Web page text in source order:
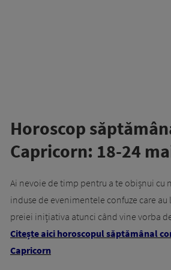
Horoscop
Capricorn: 18-24
Ai nevoie de timp pentru a te obișnui cu
induse de evenimentele confuze care au
preiei inițiativa atunci când vine vorba
Citește aici horoscopul săptămânal
Capricorn